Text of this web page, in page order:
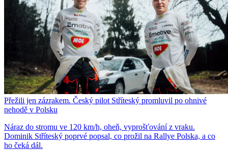
Přežili jen zázrakem. Český pilot Stříteský promluvil po ohnivé
nehodě v Polsku
Náraz do stromu ve 120 km/h, oheň, vyprošťování z vraku.
Dominik Stříteský poprvé popsal, co prožil na Rallye Polska, a co
ho čeká dál.